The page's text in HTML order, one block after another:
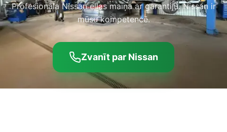
Profesionāla Nissan eļļas maiņa ar garantiju. Nissan ir
mūsu kompetencē.
Zvanīt par Nissan